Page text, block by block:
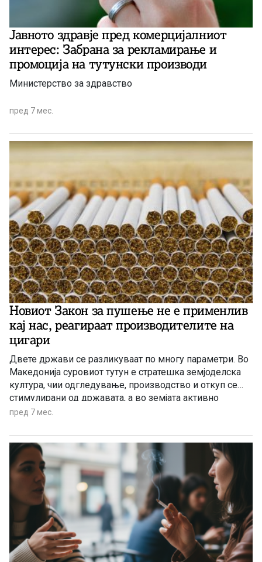
Јавното здравје пред комерцијалниот
интерес: Забрана за рекламирање и
промоција на тутунски производи
Министерство за здравство
пред 7 мес.
Новиот Закон за пушење не е применлив
кај нас, реагираат производителите на
цигари
Двете држави се разликуваат по многу параметри. Во
Македонија суровиот тутун е стратешка земјоделска
култура, чии одгледување, производство и откуп се
стимулирани од државата, а во земјата активно
работат и две фабрики за производство на тутунски
државниот буџет, извозниот капацитет и вработуваат
македонски граѓани, се вели во реакцијата против
новиот предког-закон.
пред 7 мес.